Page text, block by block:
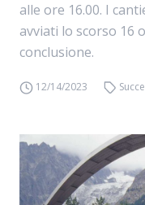
alle ore 16.00. I
avviati lo scorso 16
conclusione.
12/14/2023